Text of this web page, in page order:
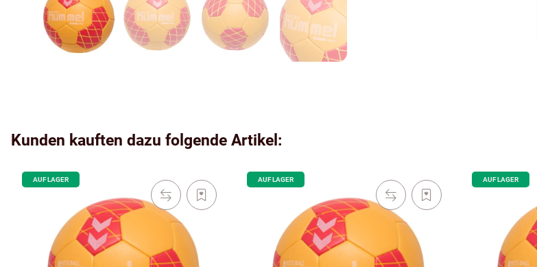
Kunden kauften dazu folgende Artikel:
AUF LAGER AUF LAGER AUF LAGER